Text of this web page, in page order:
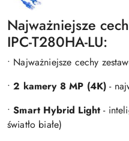
Najważniejsze
IPC-T280HA-LU:
• Najważniejsze cechy
•2 kamery 8 MP (4K) -
•Smart Hybrid Light -
światło białe)